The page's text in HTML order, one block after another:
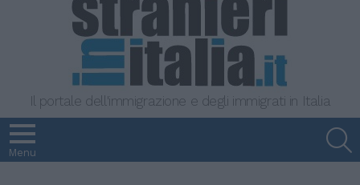
Il portale dell'immigrazione e degli immigrati in Italia
Menu